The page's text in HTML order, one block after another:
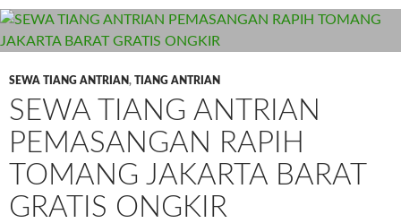
SEWA TIANG ANTRIAN, TIANG ANTRIAN
SEWA TIANG ANTRIAN
PEMASANGAN RAPIH
TOMANG JAKARTA BARAT
GRATIS ONGKIR